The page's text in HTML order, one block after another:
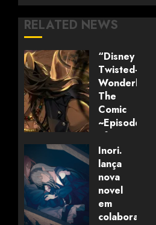
RELATED NEWS
“Disney
Twisted-
Wonderland:
The
Comic
~Episode
of
Savanaclaw~”
anunciado
pela
Universo
dos
Livros
Inori.
lança
nova
novel
em
colaboração